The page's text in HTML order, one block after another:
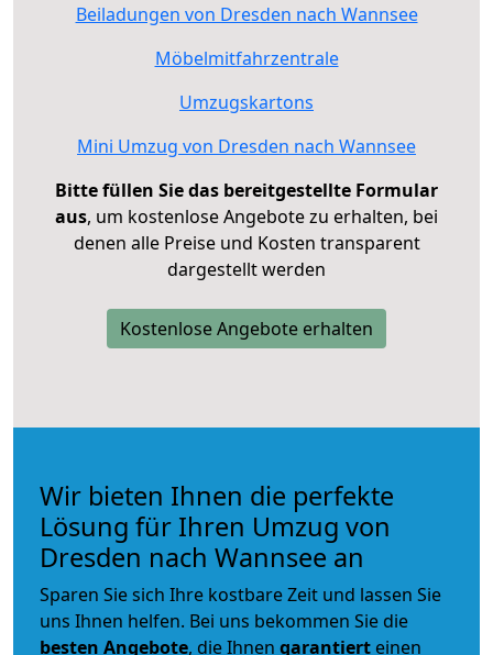
Beiladungen von Dresden nach Wannsee
Möbelmitfahrzentrale
Umzugskartons
Mini Umzug von Dresden nach Wannsee
Bitte füllen Sie das bereitgestellte Formular
aus, um kostenlose Angebote zu erhalten, bei
denen alle Preise und Kosten transparent
dargestellt werden
Kostenlose Angebote erhalten
Wir bieten Ihnen die perfekte
Lösung für Ihren Umzug von
Dresden nach Wannsee an
Sparen Sie sich Ihre kostbare Zeit und lassen Sie
uns Ihnen helfen. Bei uns bekommen Sie die
besten Angebote, die Ihnen garantiert einen